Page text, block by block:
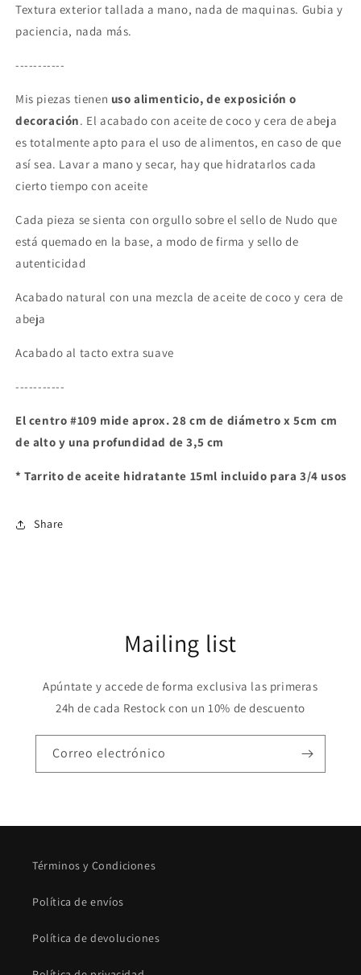
Textura exterior tallada a mano, nada de maquinas. Gubia y
paciencia, nada más.
-----------
Mis piezas tienen uso alimenticio, de exposición o
decoración. El acabado con aceite de coco y cera de abeja
es totalmente apto para el uso de alimentos, en caso de que
así sea. Lavar a mano y secar, hay que hidratarlos cada
cierto tiempo con aceite
Cada pieza se sienta con orgullo sobre el sello de Nudo que
está quemado en la base, a modo de firma y sello de
autenticidad
Acabado natural con una mezcla de aceite de coco y cera de
abeja
Acabado al tacto extra suave
-----------
El centro #109 mide aprox. 28 cm de diámetro x 5cm cm
de alto y una profundidad de 3,5 cm
* Tarrito de aceite hidratante 15ml incluido para 3/4 usos
Share
Mailing list
Apúntate y accede de forma exclusiva las primeras
24h de cada Restock con un 10% de descuento
Correo electrónico
Términos y Condiciones
Política de envíos
Política de devoluciones